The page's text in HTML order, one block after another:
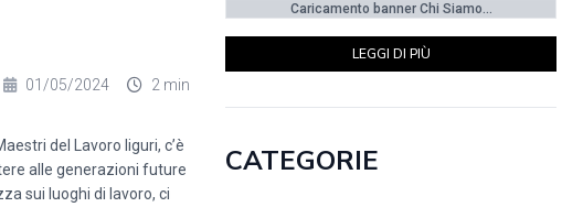
01/05/2024 2 min
del Lavoro liguri, c’è
alle generazioni future
sui luoghi di lavoro, ci
Caricamento banner Chi Siamo...
LEGGI DI PIÙ
CATEGORIE